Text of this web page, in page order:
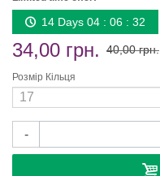
14 Days 04 : 06 : 32
34,00 грн. 40,00 грн.
Розмір Кільця
-